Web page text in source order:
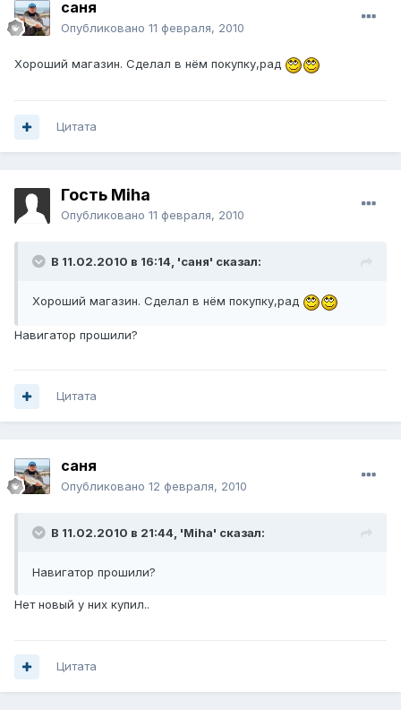
саня
Опубликовано 11 февраля, 2010
Хороший магазин. Сделал в нём покупку,рад
Цитата
Гость Miha
Опубликовано 11 февраля, 2010
В 11.02.2010 в 16:14, 'саня' сказал:
Хороший магазин. Сделал в нём покупку,рад
Навигатор прошили?
Цитата
саня
Опубликовано 12 февраля, 2010
В 11.02.2010 в 21:44, 'Miha' сказал:
Навигатор прошили?
Нет новый у них купил..
Цитата